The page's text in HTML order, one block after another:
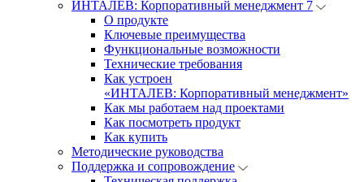
ИНТАЛЕВ: Корпоративный менеджмент 7
О продукте
Ключевые преимущества
Функциональные возможности
Технические требования
Как устроен
«ИНТАЛЕВ: Корпоративный менеджмент»
Как мы работаем над проектами
Как посмотреть продукт
Как купить
Методические руководства
Поддержка и сопровождение